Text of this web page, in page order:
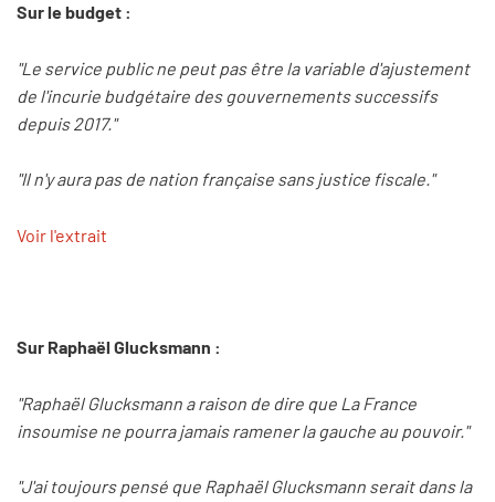
Sur le budget :
"Le service public ne peut pas être la variable d'ajustement
de l'incurie budgétaire des gouvernements successifs
depuis 2017."
"Il n'y aura pas de nation française sans justice fiscale."
Voir l'extrait
Sur Raphaël Glucksmann :
"Raphaël Glucksmann a raison de dire que La France
insoumise ne pourra jamais ramener la gauche au pouvoir."
"J'ai toujours pensé que Raphaël Glucksmann serait dans la